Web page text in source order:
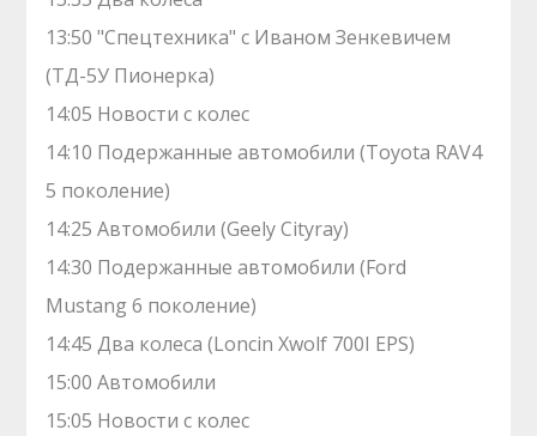
13:50 "Спецтехника" с Иваном Зенкевичем
(ТД-5У Пионерка)
14:05 Новости с колес
14:10 Подержанные автомобили (Toyota RAV4
5 поколение)
14:25 Автомобили (Geely Cityray)
14:30 Подержанные автомобили (Ford
Mustang 6 поколение)
14:45 Два колеса (Loncin Xwolf 700I EPS)
15:00 Автомобили
15:05 Новости с колес